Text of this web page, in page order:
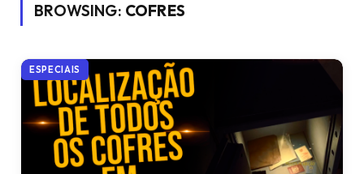
BROWSING: COFRES
ESPECIAIS